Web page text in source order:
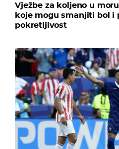
Vježbe za koljeno u
koje mogu smanjiti bol i
pokretljivost